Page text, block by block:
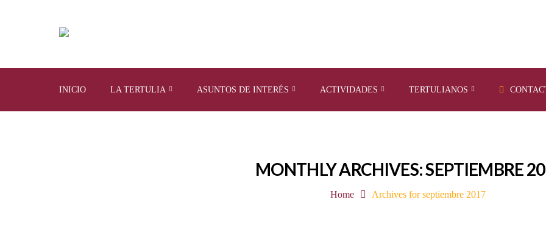
INICIO LA TERTULIA ASUNTOS DE INTERÉS ACTIVIDADES TERTULIANOS
MONTHLY ARCHIVES: SEPTIEMBRE
Home Archives for septiembre 2017